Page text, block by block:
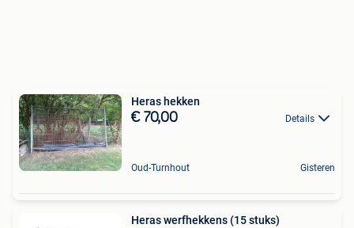
Heras hekken
€ 70,00 Details
Oud-Turnhout Gisteren
Heras werfhekkens (15 stuks)